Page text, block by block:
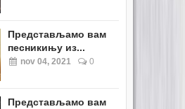
Представљамо вам
песникињу из...
nov 04, 2021 0
Представљамо вам